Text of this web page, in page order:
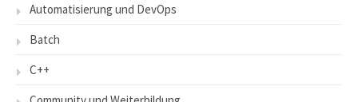
Automatisierung und DevOps
Batch
C++